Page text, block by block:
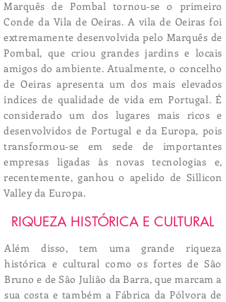
Marquês de Pombal tornou-se o primeiro
Conde da Vila de Oeiras. A vila de Oeiras foi
extremamente desenvolvida pelo Marquês de
Pombal, que criou grandes jardins e locais
amigos do ambiente. Atualmente, o concelho
de Oeiras apresenta um dos mais elevados
índices de qualidade de vida em Portugal. É
considerado um dos lugares mais ricos e
desenvolvidos de Portugal e da Europa, pois
transformou-se em sede de importantes
empresas ligadas às novas tecnologias e,
recentemente, ganhou o apelido de Sillicon
Valley da Europa.
RIQUEZA HISTÓRICAE CULTURAL
Além disso, tem uma grande riqueza
histórica e cultural como os fortes de São
Bruno e de São Julião da Barra, que marcam a
sua costa e também a Fábrica da Pólvora de